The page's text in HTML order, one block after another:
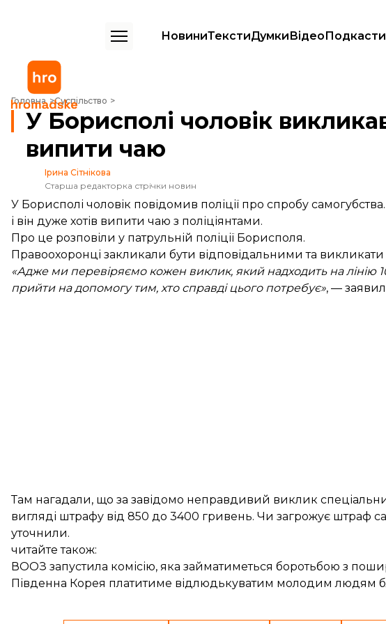
НовиниТекстиДумкиВідеоПодкасти
Головна Суспільство
У Борисполі чоловік викликав поліціянтів, бо не мав з ким випити чаю
У Борисполі чоловік
випити чаю
Ірина Сітнікова
Старша редакторка стрічки новин
У Борисполі чоловік повідомив поліції про спробу
і він дуже хотів випити чаю з поліціянтами.
Про це розповіли у патрульній поліції Борисполя.
Правоохоронці закликали бути відповідальними та викликати
«Адже ми перевіряємо кожен виклик, який надходить на лінію
прийти на допомогу тим, хто справді цього потребує», —
Там нагадали, що за завідомо неправдивий виклик
вигляді штрафу від 850 до 3400 гривень. Чи загрожує штраф
уточнили.
читайте також:
ВООЗ запустила комісію, яка займатиметься боротьбою з
Південна Корея платитиме відлюдькуватим молодим людям